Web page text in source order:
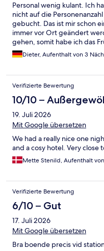
Personal wenig kulant. Ich
nicht auf die
gebucht. Das ist mir schon
immer vor Ort geändert
gehen, somit habe ich das
bewegt sich meiner
Jetzt müssen die Juristen
Dieter, Aufenthalt von 3
Verifizierte Bewertung
10/10 –
19. Juli 2026
Mit Google übersetzen
We had a really nice one
and a cosy hotel. Very close
Mette Stenild, Aufenthalt
Verifizierte Bewertung
6/10 – Gut
17. Juli 2026
Mit Google übersetzen
Bra boende precis vid